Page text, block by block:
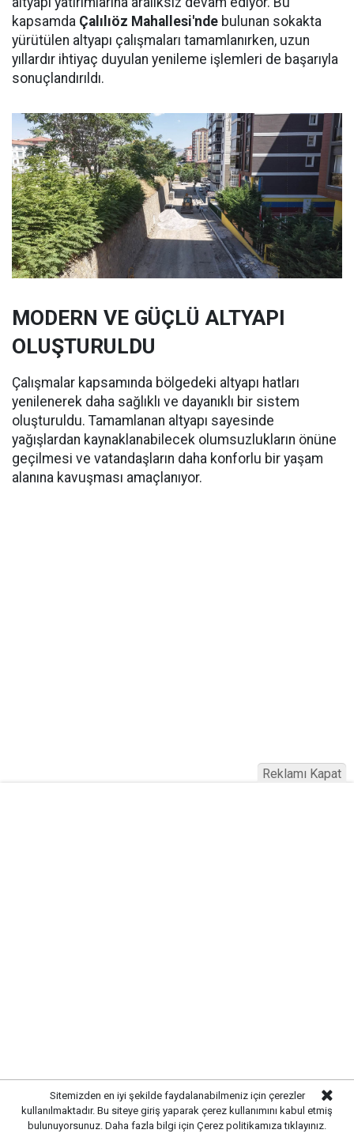
kapsamda Çalılıöz Mahallesi'nde bulunan sokakta
yürütülen altyapı çalışmaları tamamlanırken, uzun
yıllardır ihtiyaç duyulan yenileme işlemleri de başarıyla
sonuçlandırıldı.
MODERN VE GÜÇLÜ ALTYAPI
OLUŞTURULDU
Çalışmalar kapsamında bölgedeki altyapı hatları
yenilenerek daha sağlıklı ve dayanıklı bir sistem
oluşturuldu. Tamamlanan altyapı sayesinde
yağışlardan kaynaklanabilecek olumsuzlukların önüne
geçilmesi ve vatandaşların daha konforlu bir yaşam
alanına kavuşması amaçlanıyor.
Sitemizden en iyi şekilde faydalanabilmeniz için çerezler
kullanılmaktadır. Bu siteye giriş yaparak çerez kullanımını kabul etmiş
bulunuyorsunuz. Daha fazla bilgi için Çerez politikamıza tıklayınız.
Reklamı Kapat